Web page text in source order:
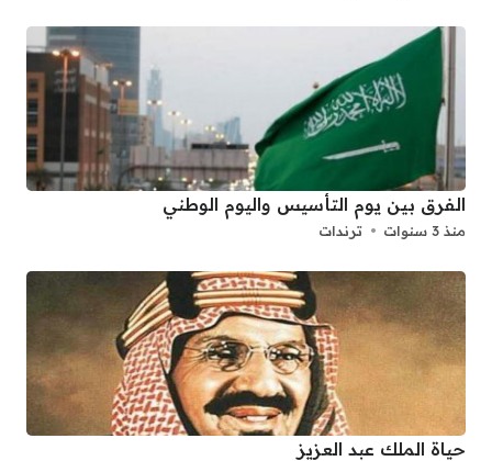
الفرق بين يوم التأسيس واليوم الوطني
منذ 3 سنوات ترندات
حياة الملك عبد العزيز